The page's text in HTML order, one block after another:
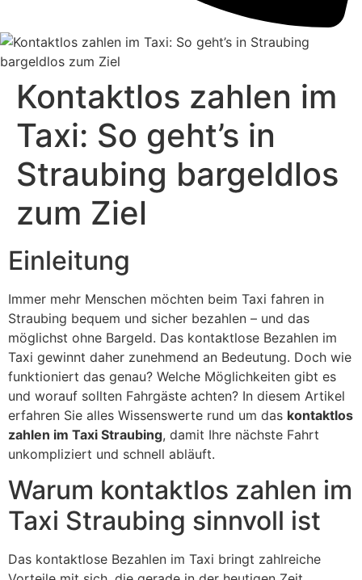
Kontaktlos zahlen im
Taxi: So geht’s in
Straubing bargeldlos
zum Ziel
Einleitung
Immer mehr Menschen möchten beim Taxi fahren in
Straubing bequem und sicher bezahlen – und das
möglichst ohne Bargeld. Das kontaktlose Bezahlen im
Taxi gewinnt daher zunehmend an Bedeutung. Doch wie
funktioniert das genau? Welche Möglichkeiten gibt es
und worauf sollten Fahrgäste achten? In diesem Artikel
erfahren Sie alles Wissenswerte rund um das kontaktlos
zahlen im Taxi Straubing, damit Ihre nächste Fahrt
unkompliziert und schnell abläuft.
Warum kontaktlos zahlen im
Taxi Straubing sinnvoll ist
Das kontaktlose Bezahlen im Taxi bringt zahlreiche